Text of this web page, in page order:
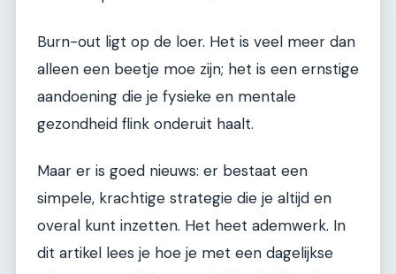
Burn-out ligt op de loer. Het is veel meer dan
alleen een beetje moe zijn; het is een ernstige
aandoening die je fysieke en mentale
gezondheid flink onderuit haalt.
Maar er is goed nieuws: er bestaat een
simpele, krachtige strategie die je altijd en
overal kunt inzetten. Het heet ademwerk. In
dit artikel lees je hoe je met een dagelijkse